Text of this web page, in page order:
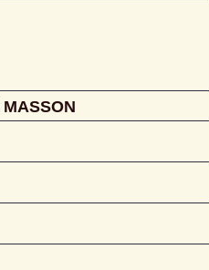
MASSON